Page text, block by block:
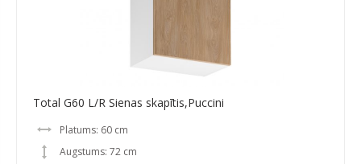
Total G60 L/R Sienas skapītis,Puccini
Platums: 60 cm
Augstums: 72 cm